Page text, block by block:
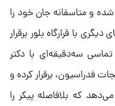
و متاسفانه جان خود را
با قرارگاه بلور برقرار
ساعت ۶:۴۷ صبح، تماسی سه‌دقیقه‌ای با دکتر
فدراسیون، برقرار کرده و
که بلافاصله پیکر را